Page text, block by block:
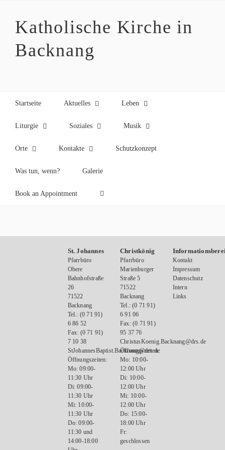
springenKatholische Kirche in
Backnang
Startseite Aktuelles Leben
Liturgie Soziales Musik
Orte Kontakte Schutzkonzept
Was tun, wenn? Galerie
Book an Appointment
St. Johannes
Pfarrbüro
Obere
Bahnhofstraße
26
71522
Backnang
Tel.: (0 71 91)
6 86 52
Fax: (0 71 91)
7 10 38
StJohannesBaptist.Backnang@drs.de
Öffnungszeiten:
Mo: 09:00-
11:30 Uhr
Di: 09:00-
11:30 Uhr
Mi: 10:00-
11:30 Uhr
Do: 09:00-
11:30 und
14:00-18:00
Christkönig
Pfarrbüro
Marienburger
Straße 5
71522
Backnang
Tel.: (0 71 91)
6 91 06
Fax: (0 71 91)
95 37 76
ChristusKoenig.Backnang@drs.de
Öffnungszeiten:
Mo: 10:00-
12:00 Uhr
Di: 10:00-
12:00 Uhr
Mi: 10:00-
12:00 Uhr
Do: 15:00-
18:00 Uhr
Fr:
geschlossen
Kontakt
Impressum
Datenschutz
Intern
Links